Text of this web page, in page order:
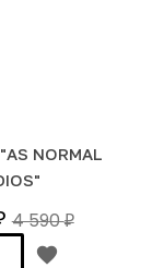
NORMAL
4 590₽